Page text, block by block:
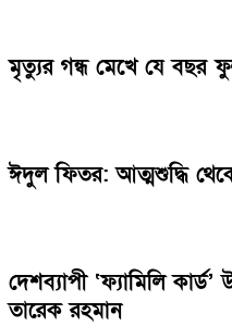
মৃত্যুর গন্ধ মেখে যে বছর
ঈদুল ফিতর: আত্মশুদ্ধি
দেশব্যাপী ‘ফ্যামিলি কার্ড’
তারেক রহমান